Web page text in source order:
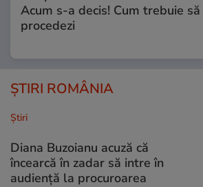
Acum s-a decis! Cum trebuie să
procedezi
ȘTIRI ROMÂNIA
Ştiri
Diana Buzoianu acuză că
încearcă în zadar să intre în
audiență la procuroarea